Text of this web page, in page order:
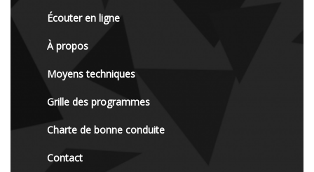
Écouter en ligne
À propos
Moyens techniques
Grille des programmes
Charte de bonne conduite
Contact